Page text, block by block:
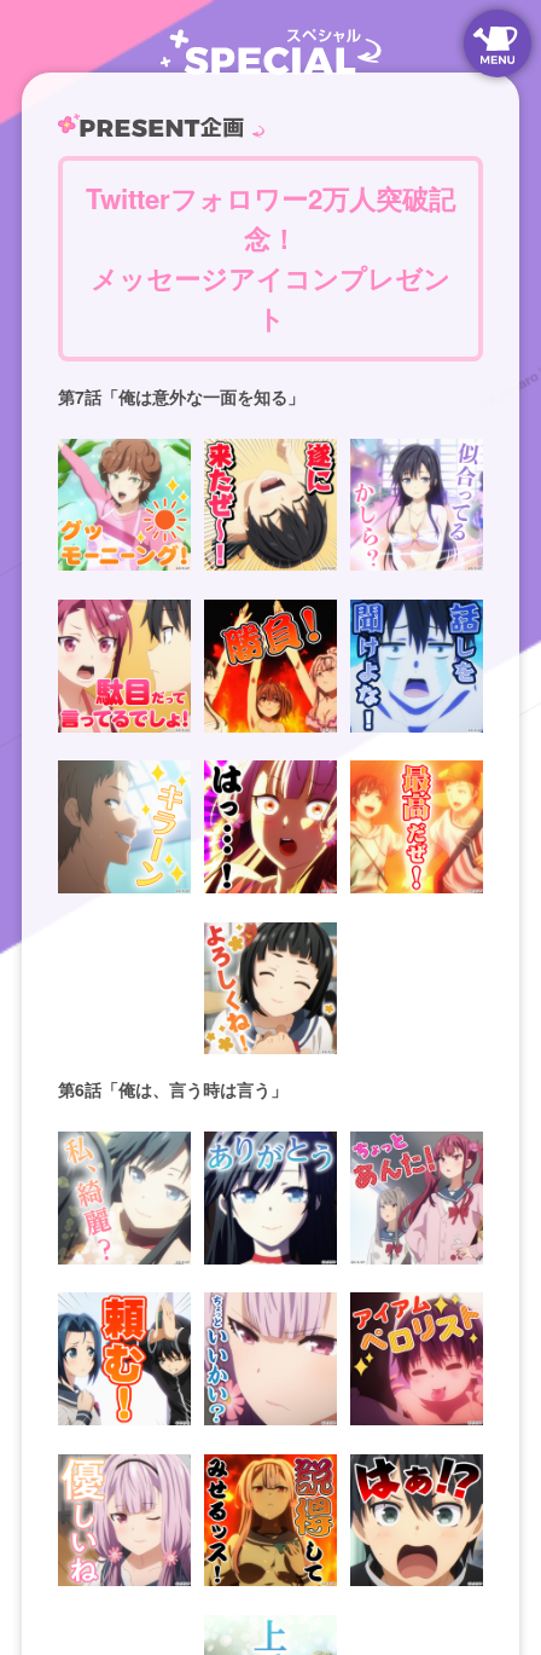
Twitterフォロワー2万人突破記
念！
メッセージアイコンプレゼン
ト
第7話「俺は意外な一面を知る」
第6話「俺は、言う時は言う」